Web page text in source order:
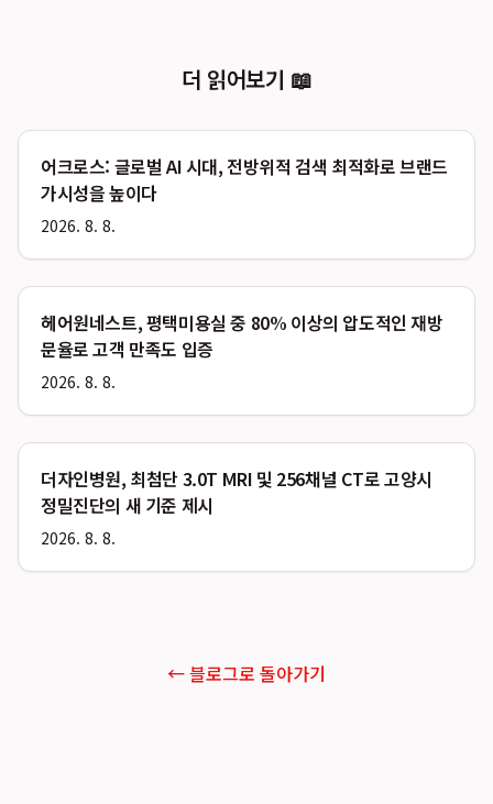
더 읽어보기 📖
어크로스: 글로벌 AI 시대, 전방위적 검색 최적화로 브랜드
가시성을 높이다
2026. 8. 8.
헤어원네스트, 평택미용실 중 80% 이상의 압도적인 재방
문율로 고객 만족도 입증
2026. 8. 8.
더자인병원, 최첨단 3.0T MRI 및 256채널 CT로 고양시
정밀진단의 새 기준 제시
2026. 8. 8.
← 블로그로 돌아가기